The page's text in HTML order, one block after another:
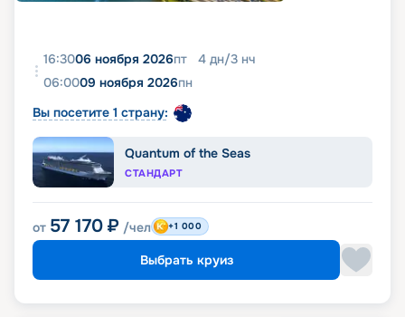
16:3006 ноября 2026пт 4 дн/3 нч
06:0009 ноября 2026пн
Вы посетите 1 страну:
Quantum of the Seas
СТАНДАРТ
от 57 170 ₽ /чел +1 000
Выбрать круиз